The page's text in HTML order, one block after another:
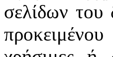
σελίδων του